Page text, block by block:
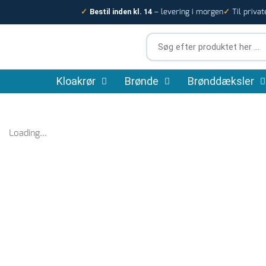
til
✓ Bestil inden kl. 14 – levering i morgen✓ Til
Søg
efter
produktet
her
…
Kloakrør Brønde Brønddæksler
Loading...